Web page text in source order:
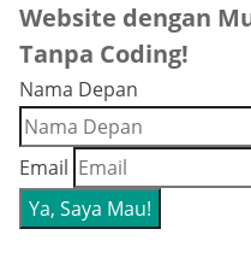
Website dengan
Tanpa Coding!
Nama Depan
Email